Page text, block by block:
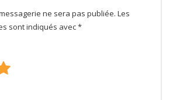
ne sera pas publiée. Les
sont indiqués avec*